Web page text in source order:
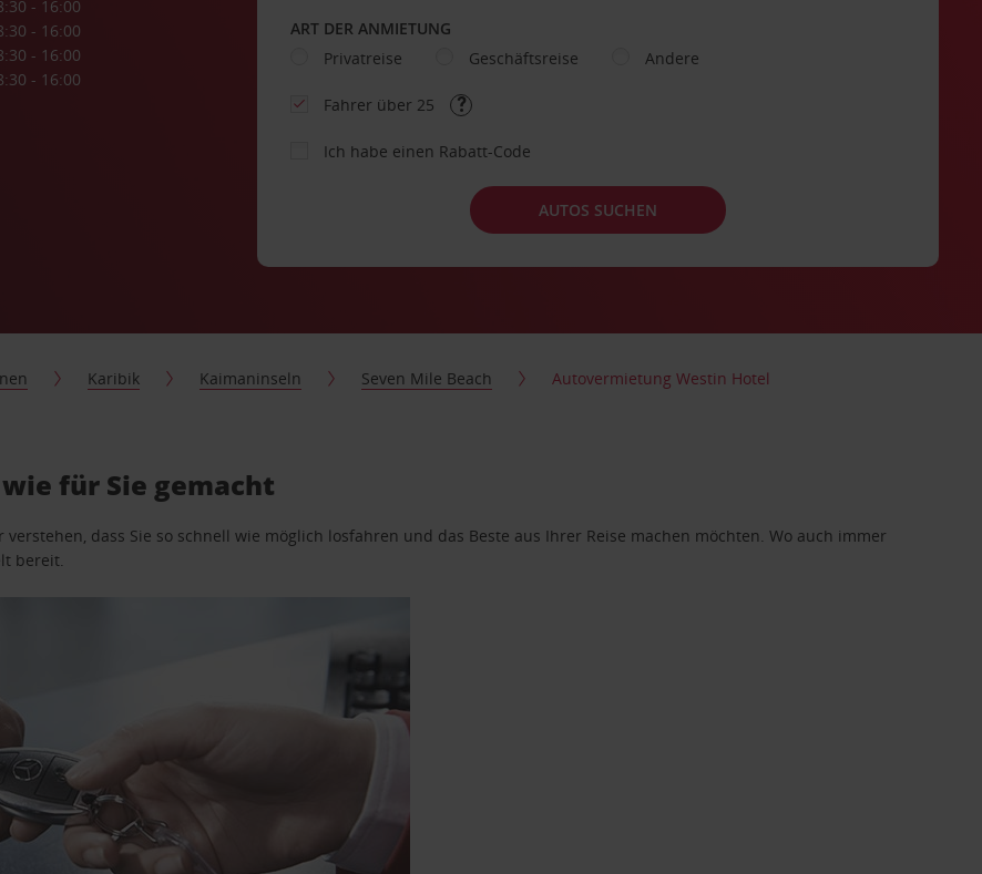
- 16:00
- 16:00
- 16:00
- 16:00
ART DER ANMIETUNG
Privatreise
Geschäftsreise Andere
Fahrer über 25
Ich habe einen Rabatt-Code
AUTOS SUCHEN
Karibik Kaimaninseln Seven Mile Beach Autovermietung Westin Hotel
für Sie gemacht
dass Sie so schnell wie möglich losfahren und das Beste aus Ihrer Reise machen möchten. Wo auch immer
bereit.